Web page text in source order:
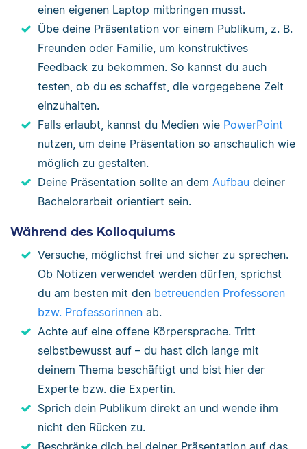
einen eigenen Laptop mitbringen musst.
Übe deine Präsentation vor einem Publikum, z. B.
Freunden oder Familie, um konstruktives
Feedback zu bekommen. So kannst du auch
testen, ob du es schaffst, die vorgegebene Zeit
einzuhalten.
Falls erlaubt, kannst du Medien wie PowerPoint
nutzen, um deine Präsentation so anschaulich wie
möglich zu gestalten.
Deine Präsentation sollte an dem Aufbau deiner
Bachelorarbeit orientiert sein.
Während des Kolloquiums
Versuche, möglichst frei und sicher zu sprechen.
Ob Notizen verwendet werden dürfen, sprichst
du am besten mit den betreuenden Professoren
bzw. Professorinnen ab.
Achte auf eine offene Körpersprache. Tritt
selbstbewusst auf – du hast dich lange mit
deinem Thema beschäftigt und bist hier der
Experte bzw. die Expertin.
Sprich dein Publikum direkt an und wende ihm
nicht den Rücken zu.